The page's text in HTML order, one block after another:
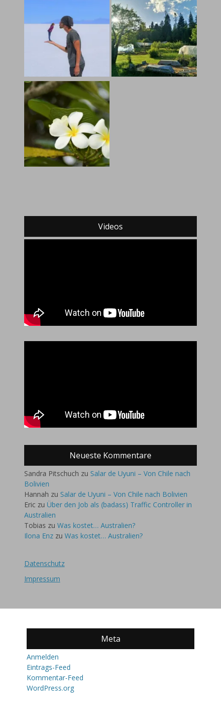
Videos
Neueste Kommentare
Sandra Pitschuch zu Salar de Uyuni – Von Chile nach
Bolivien
Hannah zu Salar de Uyuni – Von Chile nach Bolivien
Eric zu Über den Job als (badass) Traffic Controller in
Australien
Tobias zu Was kostet… Australien?
Ilona Enz zu Was kostet… Australien?
Datenschutz
Impressum
Meta
Anmelden
Eintrags-Feed
Kommentar-Feed
WordPress.org